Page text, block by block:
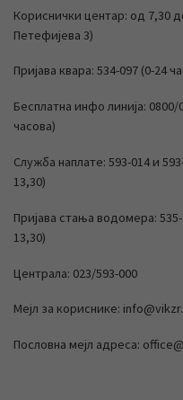
Кориснички центар: од 7,30
Петефијева 3)
Пријава квара: 534-097 (0-24
Бесплатна инфо линија:
часова)
Служба наплате: 593-014 и
13,30)
Пријава стања водомера:
13,30)
Централа: 023/593-000
Мејл за кориснике:
Пословна мејл адреса: